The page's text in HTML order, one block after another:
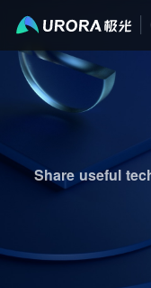
Share useful